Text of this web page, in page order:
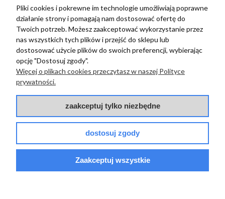
zebranych i zweryfikowanych przez
PŁATNOŚCI I DOSTAWA
POMOC
Pliki cookies i pokrewne im technologie umożliwiają poprawne
działanie strony i pomagają nam dostosować ofertę do
Twoich potrzeb. Możesz zaakceptować wykorzystanie przez
nas wszystkich tych plików i przejść do sklepu lub
dostosować użycie plików do swoich preferencji, wybierając
opcję "Dostosuj zgody".
Więcej o plikach cookies przeczytasz w naszej Polityce
prywatności.
zaakceptuj tylko niezbędne
dostosuj zgody
Zaakceptuj wszystkie